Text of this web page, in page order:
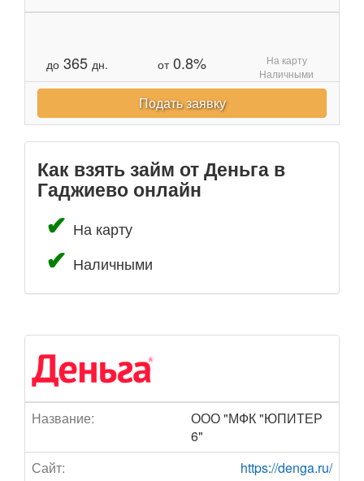
до 365 дн. от0.8%
На карту
Наличными
Подать заявку
Как взять займ от Деньга в
Гаджиево онлайн
На карту
Наличными
Название:
ООО "МФК "ЮПИТЕР
6"
Сайт:
https://denga.ru/